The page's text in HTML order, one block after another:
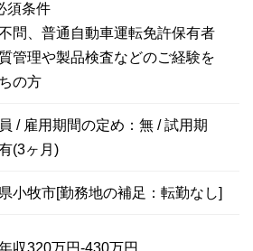
須条件
問、普通自動車運転免許保有者
管理や製品検査などのご経験を
の方
/ 雇用期間の定め：無 / 試用期
(3ヶ月)
小牧市[勤務地の補足：転勤なし]
収320万円-430万円